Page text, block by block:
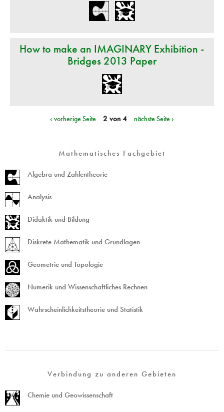
How to make an IMAGINARY Exhibition -
Bridges 2013 Paper
‹ vorherige Seite 2 von 4 nächste Seite ›
Mathematisches Fachgebiet
Algebra und Zahlentheorie
Analysis
Didaktik und Bildung
Diskrete Mathematik und Grundlagen
Geometrie und Topologie
Numerik und Wissenschaftliches Rechnen
Wahrscheinlichkeitstheorie und Statistik
Verbindung zu anderen Gebieten
Chemie und Geowissenschaft